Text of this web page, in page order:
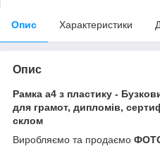
Опис Характеристики
Опис
Рамка а4 з пластику -
для грамот, дипломів,
склом
Виробляємо та продаємо